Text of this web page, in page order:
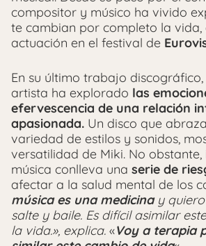
compositor y músico ha vivido
te cambian por completo la vida,
actuación en el festival de
En su último trabajo
artista ha explorado las
efervescencia de una relación
apasionada. Un disco que
variedad de estilos y sonidos,
versatilidad de Miki. No
música conlleva una serie de
afectar a la salud mental de los
música es una medicinay quiero
salte y baile. Es difícil asimilar
la vida.», explica. «Voy a terapia